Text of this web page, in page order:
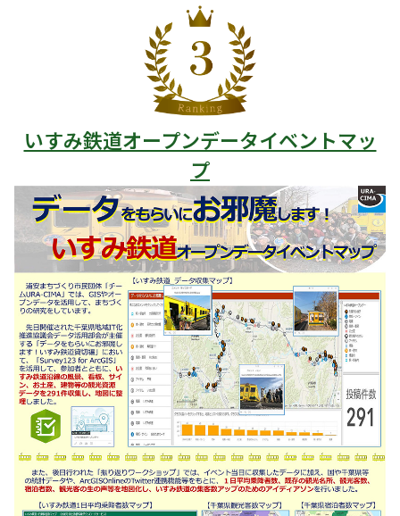
いすみ鉄道オープンデータイベントマッ
プ